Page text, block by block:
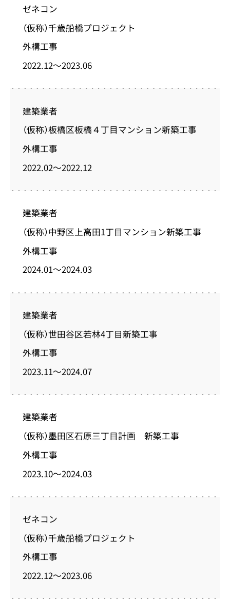
ゼネコン
（仮称）千歳船橋プロジェクト
外構工事
2022.12～2023.06
建築業者
（仮称）板橋区板橋４丁目マンション新築工事
外構工事
2022.02～2022.12
建築業者
（仮称）中野区上高田1丁目マンション新築工事
外構工事
2024.01～2024.03
建築業者
（仮称）世田谷区若林4丁目新築工事
外構工事
2023.11～2024.07
建築業者
（仮称）墨田区石原三丁目計画 新築工事
外構工事
2023.10～2024.03
ゼネコン
（仮称）千歳船橋プロジェクト
外構工事
2022.12～2023.06